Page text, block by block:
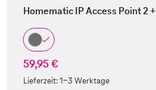
Homematic IP Access Point 2 +
59,95 €
Lieferzeit:1-3 Werktage